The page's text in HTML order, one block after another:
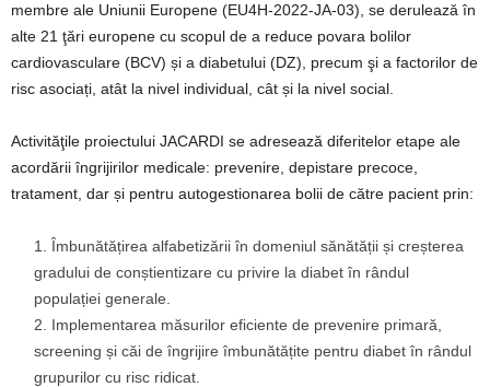
membre ale Uniunii Europene (EU4H-2022-JA-03), se derulează în
alte 21 ţări europene cu scopul de a reduce povara bolilor
cardiovasculare (BCV) și a diabetului (DZ), precum şi a factorilor de
risc asociați, atât la nivel individual, cât și la nivel social.
Activităţile proiectului JACARDI se adresează diferitelor etape ale
acordării îngrijirilor medicale: prevenire, depistare precoce,
tratament, dar și pentru autogestionarea bolii de către pacient prin:
Îmbunătățirea alfabetizării în domeniul sănătății și creșterea
gradului de conștientizare cu privire la diabet în rândul
populației generale.
Implementarea măsurilor eficiente de prevenire primară,
screening și căi de îngrijire îmbunătățite pentru diabet în rândul
grupurilor cu risc ridicat.